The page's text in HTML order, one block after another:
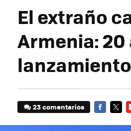
El extraño
Armenia:
23 comentarios